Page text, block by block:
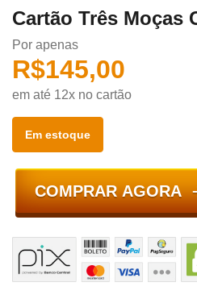
Cartão Três Moças
Por apenas
R$145,00
em até 12x no cartão
Em estoque
COMPRAR AGORA